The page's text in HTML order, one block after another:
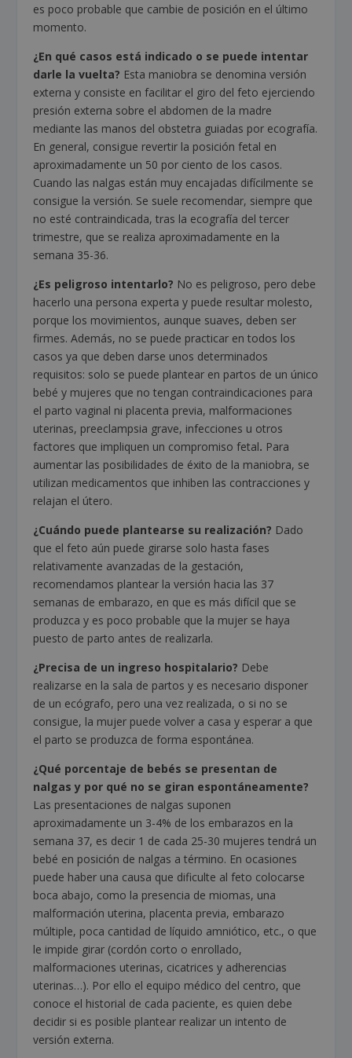
es poco probable que cambie de posición en el último
momento.
¿En qué casos está indicado o se puede intentar
darle la vuelta? Esta maniobra se denomina versión
externa y consiste en facilitar el giro del feto ejerciendo
presión externa sobre el abdomen de la madre
mediante las manos del obstetra guiadas por ecografía.
En general, consigue revertir la posición fetal en
aproximadamente un 50 por ciento de los casos.
Cuando las nalgas están muy encajadas difícilmente se
consigue la versión. Se suele recomendar, siempre que
no esté contraindicada, tras la ecografía del tercer
trimestre, que se realiza aproximadamente en la
semana 35-36.
¿Es peligroso intentarlo? No es peligroso, pero debe
hacerlo una persona experta y puede resultar molesto,
porque los movimientos, aunque suaves, deben ser
firmes. Además, no se puede practicar en todos los
casos ya que deben darse unos determinados
requisitos: solo se puede plantear en partos de un único
bebé y mujeres que no tengan contraindicaciones para
el parto vaginal ni placenta previa, malformaciones
uterinas, preeclampsia grave, infecciones u otros
factores que impliquen un compromiso fetal. Para
aumentar las posibilidades de éxito de la maniobra, se
utilizan medicamentos que inhiben las contracciones y
relajan el útero.
¿Cuándo puede plantearse su realización? Dado
que el feto aún puede girarse solo hasta fases
relativamente avanzadas de la gestación,
recomendamos plantear la versión hacia las 37
semanas de embarazo, en que es más difícil que se
produzca y es poco probable que la mujer se haya
puesto de parto antes de realizarla.
¿Precisa de un ingreso hospitalario? Debe
realizarse en la sala de partos y es necesario disponer
de un ecógrafo, pero una vez realizada, o si no se
consigue, la mujer puede volver a casa y esperar a que
el parto se produzca de forma espontánea.
¿Qué porcentaje de bebés se presentan de
nalgas y por qué no se giran espontáneamente?
Las presentaciones de nalgas suponen
aproximadamente un 3-4% de los embarazos en la
semana 37, es decir 1 de cada 25-30 mujeres tendrá un
bebé en posición de nalgas a término. En ocasiones
puede haber una causa que dificulte al feto colocarse
boca abajo, como la presencia de miomas, una
malformación uterina, placenta previa, embarazo
múltiple, poca cantidad de líquido amniótico, etc., o que
le impide girar (cordón corto o enrollado,
malformaciones uterinas, cicatrices y adherencias
uterinas…). Por ello el equipo médico del centro, que
conoce el historial de cada paciente, es quien debe
decidir si es posible plantear realizar un intento de
versión externa.